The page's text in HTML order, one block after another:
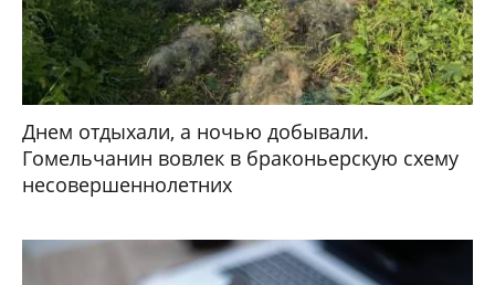
Днем отдыхали, а ночью добывали.
Гомельчанин вовлек в браконьерскую схему
несовершеннолетних